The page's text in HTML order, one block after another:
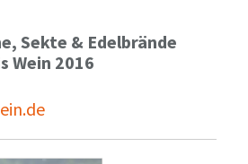
Sekte & Edelbrände
Wein 2016